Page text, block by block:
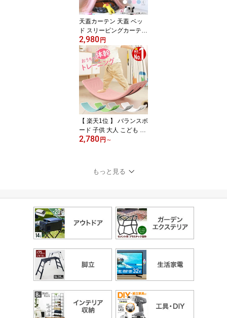
ボールハウス 青 ピンク
ブルー お姫様ごっこ
天蓋カーテン 天蓋 ベッ
ド スリーピングカーテン
カーテン モスキートネッ
ト 蚊帳 かや 防蚊 防虫 お
姫様 姫系 ベッドルーム
子供部屋 吊り下げ おし
ゃれ インテリア 子供 簡
単 遮光 通気性 ピンク ホ
ワイト グレー
2,980 円
【 楽天1位 】 バランスボ
ード 子供 大人 こども お
もちゃ 体幹 トレーニン
ランス ボード 小学生 遊
具 ダイエット 室内遊び
2,780 円 ～
もっと見る